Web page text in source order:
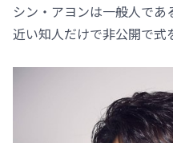
シン・アヨンは一般人で
近い知人だけで非公開で式